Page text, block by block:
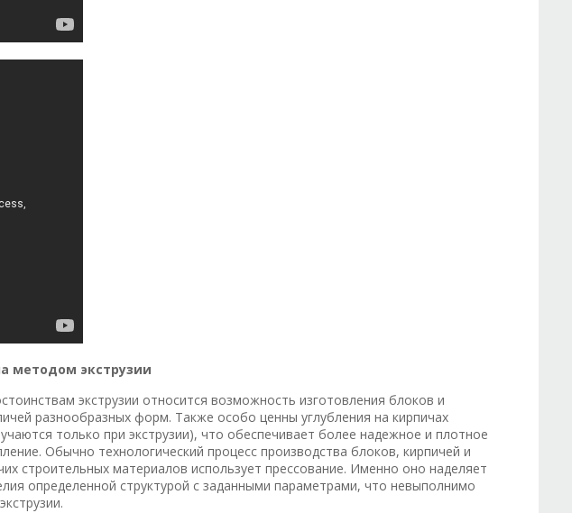
методом экструзии
экструзии относится возможность изготовления блоков и
разнообразных форм. Также особо ценны углубления на кирпичах
только при экструзии), что обеспечивает более надежное и плотное
Обычно технологический процесс производства блоков, кирпичей и
строительных материалов использует прессование. Именно оно наделяет
определенной структурой с заданными параметрами, что невыполнимо